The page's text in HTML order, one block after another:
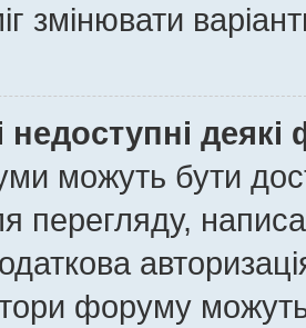
змінювати
недоступні
можуть бути
перегляду,
форуму